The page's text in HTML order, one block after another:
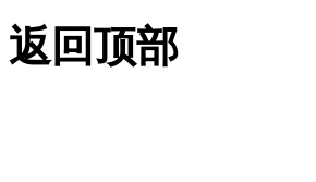
返回顶部